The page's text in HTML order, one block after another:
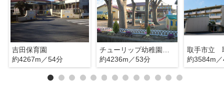
吉田保育園
約4267m／54分
チューリップ幼稚園第二
約4236m／53分
約3584m